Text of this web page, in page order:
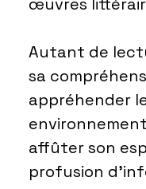
Autant de
sa
appréhender
affûter son
profusion